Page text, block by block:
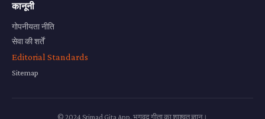
कानूनी
गोपनीयता नीति
सेवा की शर्तें
Editorial Standards
Sitemap
© 2024 Srimad Gita App. भगवद गीता का शाश्वत ज्ञान।